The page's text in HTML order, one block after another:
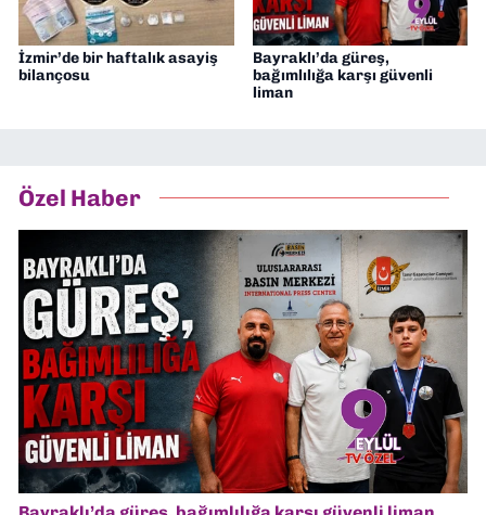
İzmir’de bir haftalık asayiş
bilançosu
Bayraklı’da güreş,
bağımlılığa karşı güvenli
liman
Özel Haber